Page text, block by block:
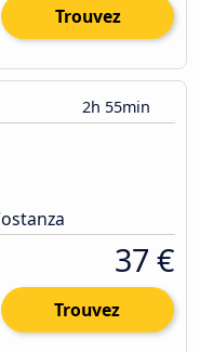
Trouvez
2h 55min
37 €
Trouvez